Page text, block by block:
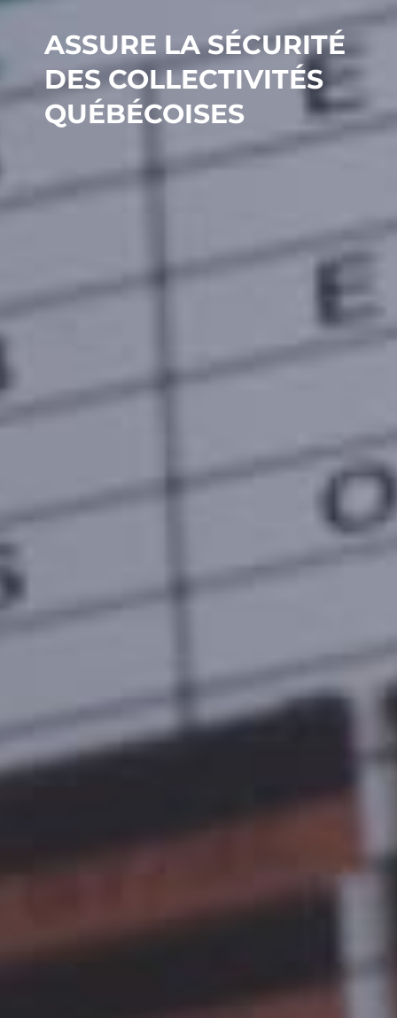
ASSURE LA SÉCURITÉ
DES COLLECTIVITÉS
QUÉBÉCOISES